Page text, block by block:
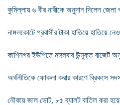
কুমিল্লায় ৬ বীর নারীকে অনুদান দিলেন জেলা
নাঙ্গলকোটে প্রবাসীর টাকা হাতিয়ে হাতিয়ে
কাশিনগর ইউপিতে মঙ্গলবার উন্মুক্ত বাজেট
অর্থনীতিকে ফোকলা করার কারণে ব্রিকসে
নৌকায় জাল ভোট, ৮৫ ব্যালট বাতিল করা